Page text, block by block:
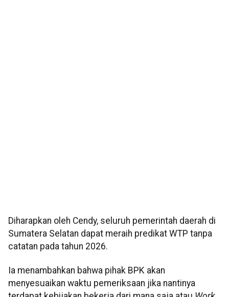
Diharapkan oleh Cendy, seluruh pemerintah daerah di
Sumatera Selatan dapat meraih predikat WTP tanpa
catatan pada tahun 2026.
Ia menambahkan bahwa pihak BPK akan
menyesuaikan waktu pemeriksaan jika nantinya